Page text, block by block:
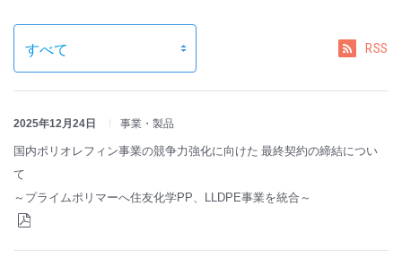
RSS
2025年12月24日 事業・製品
国内ポリオレフィン事業の競争力強化に向けた 最終契約の締結につい
て
～プライムポリマーへ住友化学PP、LLDPE事業を統合～